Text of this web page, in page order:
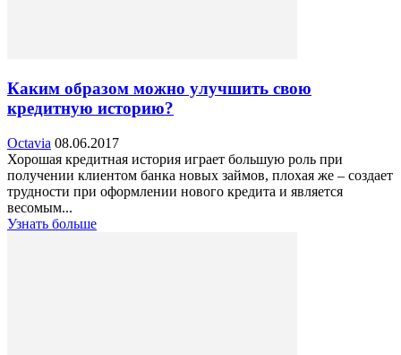
Каким образом можно улучшить свою
кредитную историю?
Octavia 08.06.2017
Хорошая кредитная история играет большую роль при
получении клиентом банка новых займов, плохая же – создает
трудности при оформлении нового кредита и является
весомым...
Узнать больше